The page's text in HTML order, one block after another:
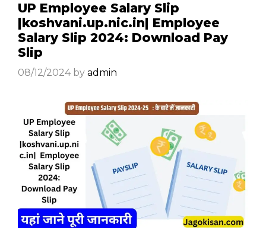
UP Employee Salary Slip
|koshvani.up.nic.in| Employee
Salary Slip 2024: Download Pay
Slip
08/12/2024 by admin